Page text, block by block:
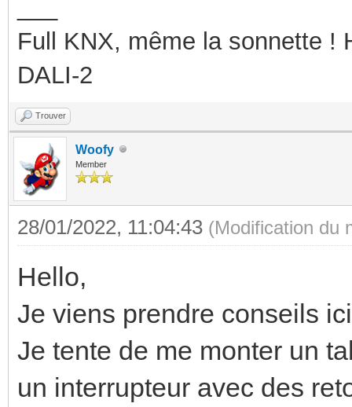
Full KNX, même la sonnette !
DALI-2
Trouver
Woofy
Member
28/01/2022, 11:04:43 (Modification du
Hello,
Je viens prendre conseils
Je tente de me monter un
un interrupteur avec des